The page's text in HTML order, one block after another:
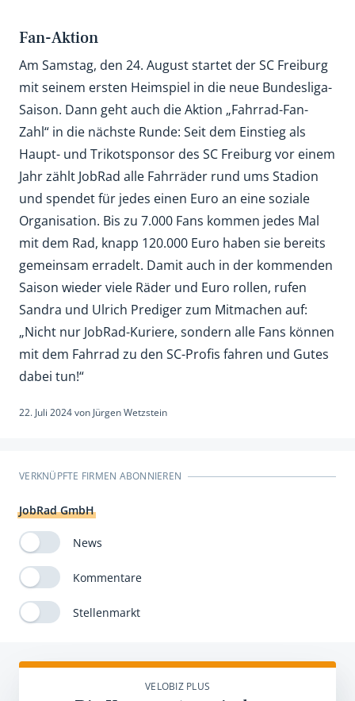
Fan-Aktion
Am Samstag, den 24. August startet der SC Freiburg
mit seinem ersten Heimspiel in die neue Bundesliga-
Saison. Dann geht auch die Aktion „Fahrrad-Fan-
Zahl“ in die nächste Runde: Seit dem Einstieg als
Haupt- und Trikotsponsor des SC Freiburg vor einem
Jahr zählt JobRad alle Fahrräder rund ums Stadion
und spendet für jedes einen Euro an eine soziale
Organisation. Bis zu 7.000 Fans kommen jedes Mal
mit dem Rad, knapp 120.000 Euro haben sie bereits
gemeinsam erradelt. Damit auch in der kommenden
Saison wieder viele Räder und Euro rollen, rufen
Sandra und Ulrich Prediger zum Mitmachen auf:
„Nicht nur JobRad-Kuriere, sondern alle Fans können
mit dem Fahrrad zu den SC-Profis fahren und Gutes
dabei tun!“
22. Juli 2024von Jürgen Wetzstein
VERKNÜPFTE FIRMEN ABONNIEREN
JobRad GmbH
News
Kommentare
Stellenmarkt
VELOBIZ PLUS